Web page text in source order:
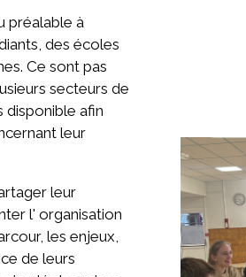
préalable à
des écoles
Ce sont pas
secteurs de
disponible afin
leur
leur
l' organisation
les enjeux,
de leurs